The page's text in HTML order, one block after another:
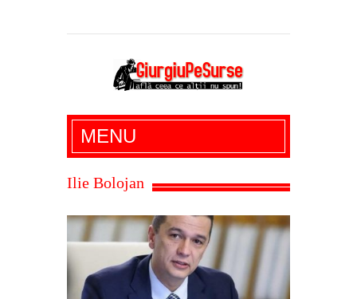
Giurgiu Pe Surse – actualitate giurgiu,
administratie giurgiu, stiri politice, social
economic, editoriale giurgiu, dezvaluiri,
MENU
Ilie Bolojan